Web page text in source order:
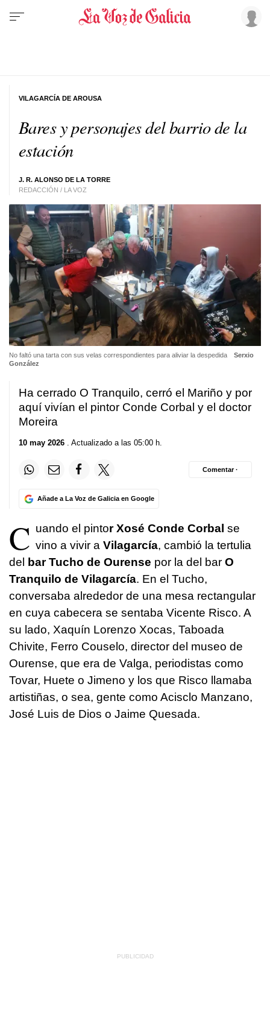
Bares y personajes del barrio de la
estación
J. R. ALONSO DE LA TORRE
REDACCIÓN / LA VOZ
VILAGARCÍA DE AROUSA
No faltó una tarta con sus velas correspondientes para aliviar la despedida
Serxio
González
Ha cerrado O Tranquilo, cerró el Mariño y por
aquí vivían el pintor Conde Corbal y el doctor
Moreira
10 may 2026 . Actualizado a las 05:00 h.
Añade a La Voz de Galicia en Google
Comentar ·
C uando el pintor Xosé Conde Corbal se
vino a vivir a Vilagarcía, cambió la tertulia
del
bar Tucho de Ourense por la del bar O
Tranquilo de Vilagarcía. En el Tucho,
conversaba alrededor de una mesa rectangular
en cuya cabecera se sentaba Vicente Risco. A
su lado, Xaquín Lorenzo Xocas, Taboada
Chivite, Ferro Couselo, director del museo de
Ourense, que era de Valga, periodistas como
Tovar, Huete o Jimeno y los que Risco llamaba
artistiñas, o sea, gente como Acisclo Manzano,
José Luis de Dios o Jaime Quesada.